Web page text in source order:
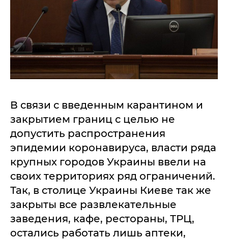
В связи с введенным карантином и
закрытием границ с целью не
допустить распространения
эпидемии коронавируса, власти ряда
крупных городов Украины ввели на
своих территориях ряд ограничений.
Так, в столице Украины Киеве так же
закрыты все развлекательные
заведения, кафе, рестораны, ТРЦ,
остались работать лишь аптеки,